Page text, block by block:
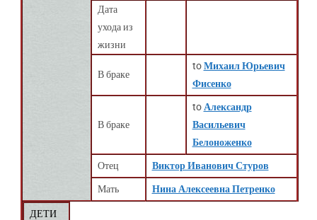
Дата
ухода из
жизни
В браке
toМихаил Юрьевич
Фисенко
В браке
to Александр
Васильевич
Белоноженко
Отец Виктор Иванович Стуров
Мать Нина Алексеевна Петренко
ДЕТИ